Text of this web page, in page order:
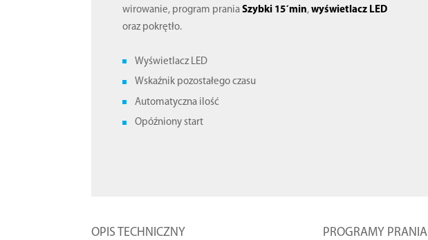
wirowanie, program praniaSzybki 15´min,wyświetlacz LED
oraz pokrętło.
Wyświetlacz LED
Wskaźnik pozostałego czasu
Automatyczna ilość
Opóźniony start
OPIS TECHNICZNY PROGRAMY PRANIA